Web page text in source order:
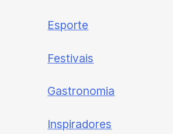
nossas novidades.
Esporte
Festivais
Gastronomia
Inspiradores